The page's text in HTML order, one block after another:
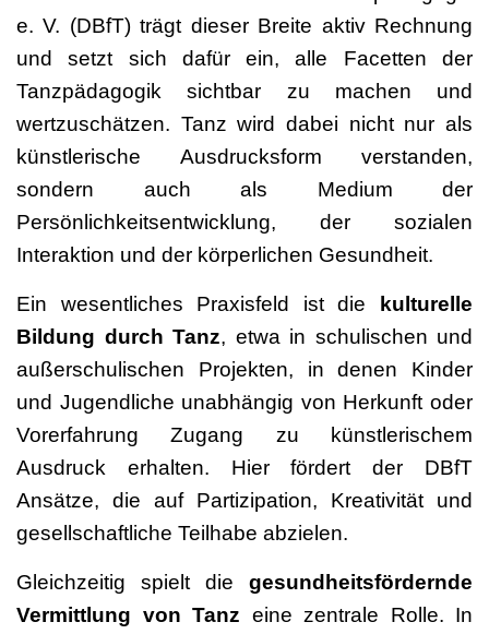
e. V. (DBfT) trägt dieser Breite aktiv Rechnung
und setzt sich dafür ein, alle Facetten der
Tanzpädagogik sichtbar zu machen und
wertzuschätzen. Tanz wird dabei nicht nur als
künstlerische Ausdrucksform verstanden,
sondern auch als Medium der
Persönlichkeitsentwicklung, der sozialen
Interaktion und der körperlichen Gesundheit.
Ein wesentliches Praxisfeld ist die kulturelle
Bildung durch Tanz, etwa in schulischen und
außerschulischen Projekten, in denen Kinder
und Jugendliche unabhängig von Herkunft oder
Vorerfahrung Zugang zu künstlerischem
Ausdruck erhalten. Hier fördert der DBfT
Ansätze, die auf Partizipation, Kreativität und
gesellschaftliche Teilhabe abzielen.
Gleichzeitig spielt die gesundheitsfördernde
Vermittlung von Tanz eine zentrale Rolle. In